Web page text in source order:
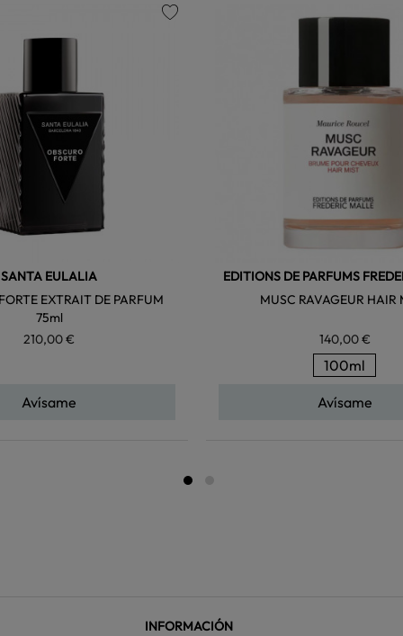
SANTA EULALIA
EXTRAIT DE PARFUM
75ml
210,00 €
Avísame
EDITIONS DE PARFUMS
MUSC RAVAGEUR HAIR
140,00 €
100ml
Avísame
INFORMACIÓN